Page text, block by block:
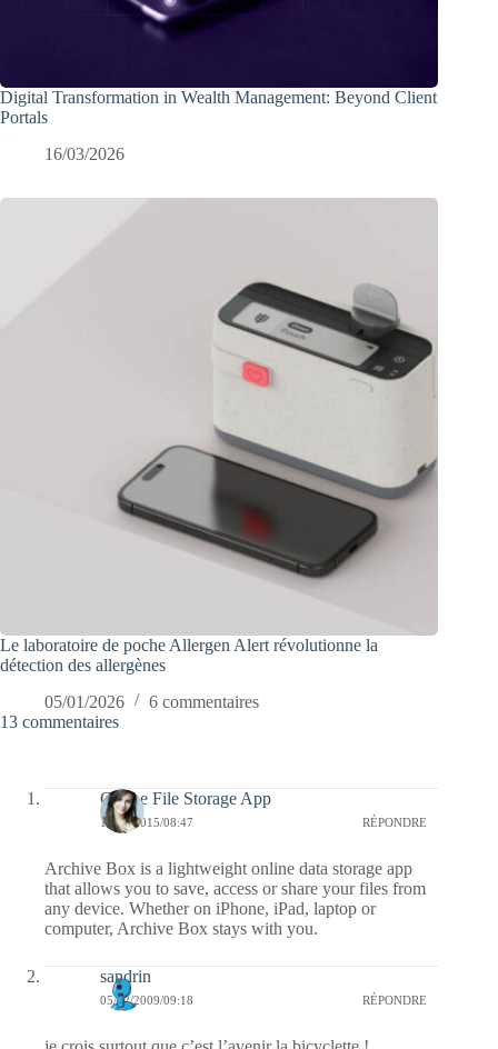
Digital Transformation in Wealth Management: Beyond Client
Portals
16/03/2026
Le laboratoire de poche Allergen Alert révolutionne la
détection des allergènes
05/01/2026
6 commentaires
13 commentaires
Online File Storage App
17/02/2015/08:47 RÉPONDRE
Archive Box is a lightweight online data storage app
that allows you to save, access or share your files from
any device. Whether on iPhone, iPad, laptop or
computer, Archive Box stays with you.
sandrin
05/12/2009/09:18 RÉPONDRE